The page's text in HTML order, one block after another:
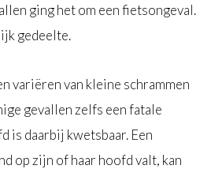
ging het om een fietsongeval.
gedeelte.
variëren van kleine schrammen
gevallen zelfs een fatale
is daarbij kwetsbaar. Een
op zijn of haar hoofd valt, kan